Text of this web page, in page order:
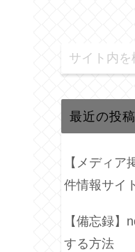
最近の投稿
【メディ
件情報サイ
【備忘録】
する方法